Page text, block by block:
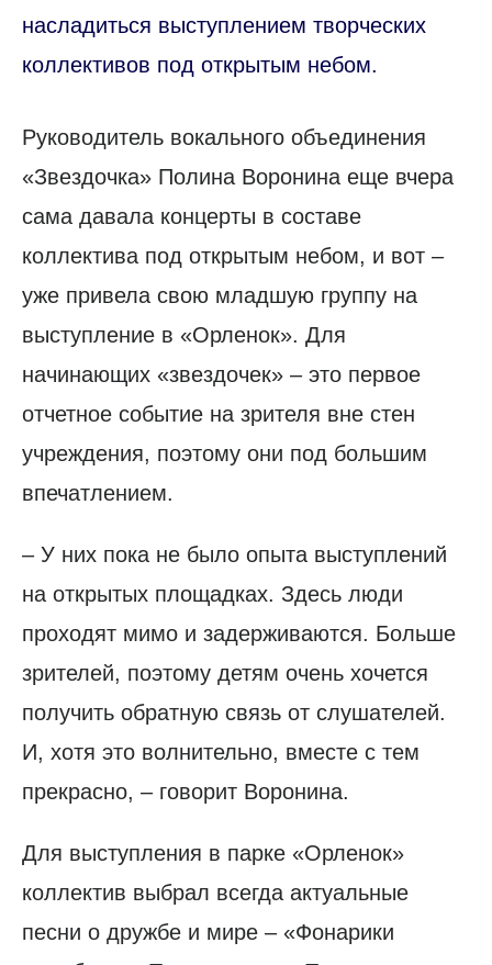
насладиться выступлением творческих
коллективов под открытым небом.
Руководитель вокального объединения
«Звездочка» Полина Воронина еще вчера
сама давала концерты в составе
коллектива под открытым небом, и вот –
уже привела свою младшую группу на
выступление в «Орленок». Для
начинающих «звездочек» – это первое
отчетное событие на зрителя вне стен
учреждения, поэтому они под большим
впечатлением.
– У них пока не было опыта выступлений
на открытых площадках. Здесь люди
проходят мимо и задерживаются. Больше
зрителей, поэтому детям очень хочется
получить обратную связь от слушателей.
И, хотя это волнительно, вместе с тем
прекрасно, – говорит Воронина.
Для выступления в парке «Орленок»
коллектив выбрал всегда актуальные
песни о дружбе и мире – «Фонарики